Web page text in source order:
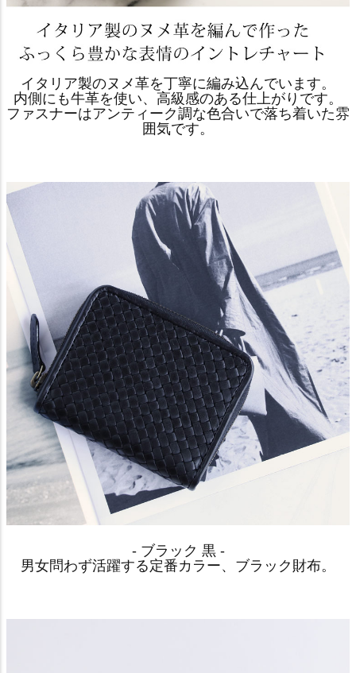
イタリア製のヌメ革を丁寧に編み込んでいます。
内側にも牛革を使い、高級感のある仕上がりです。
ファスナーはアンティーク調な色合いで落ち着いた雰
囲気です。
- ブラック 黒 -
男女問わず活躍する定番カラー、ブラック財布。